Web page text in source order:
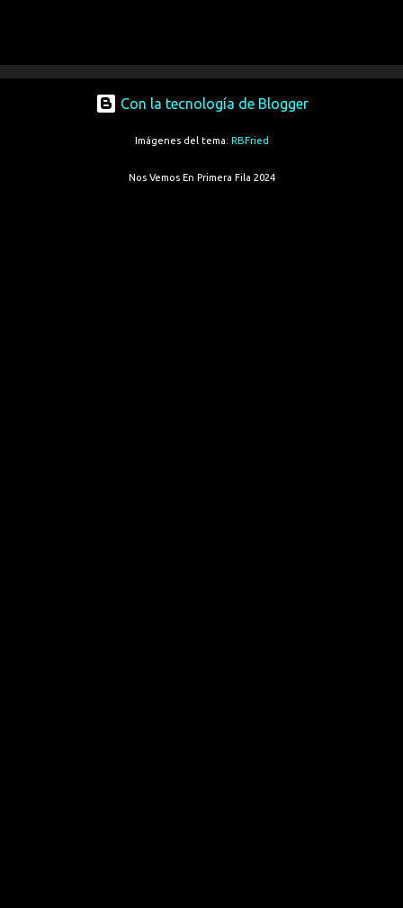
Con la tecnología de Blogger
Imágenes del tema: RBFried
Nos Vemos En Primera Fila 2024